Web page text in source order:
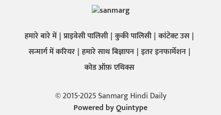
हमारे बारे में प्राइवेसी पालिसी कुकी पालिसी कांटेक्ट उस
सन्मार्ग में करियर हमारे साथ बिज्ञापन इतर इनफार्मेशन
कोड ऑफ़ एथिक्स
© 2015-2025 Sanmarg Hindi Daily
Powered byQuintype